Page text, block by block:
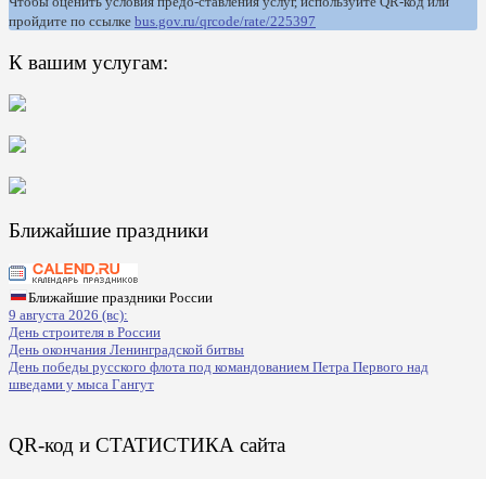
пройдите по ссылке bus.gov.ru/qrcode/rate/225397
К вашим услугам:
Ближайшие праздники
Ближайшие праздники России
9 августа 2026 (вс):
День строителя в России
День окончания Ленинградской битвы
День победы русского флота под командованием Петра Первого над
шведами у мыса Гангут
QR-код и СТАТИСТИКА сайта